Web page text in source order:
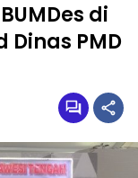
di
Dinas PMD